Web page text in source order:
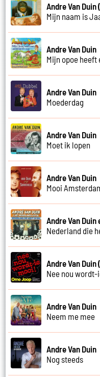
Andre Van
Mijn naam is
Andre Van Duin
Mijn opoe heeft
Andre Van Duin
Moederdag
Andre Van Duin
Moet ik lopen
Andre Van Duin
Mooi
Andre Van
Nederland die
Andre Van
Nee nou wordt-
Andre Van Duin
Neem me mee
Andre Van Duin
Nog steeds